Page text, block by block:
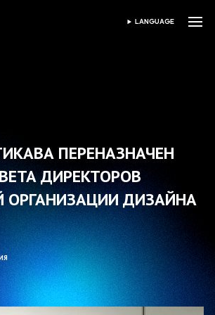
ВЫБЕРИТЕ ЯЗЫК
LANGUAGE
ПЕРЕНАЗНАЧЕН
ДИРЕКТОРОВ
ОРГАНИЗАЦИИ ДИЗАЙНА